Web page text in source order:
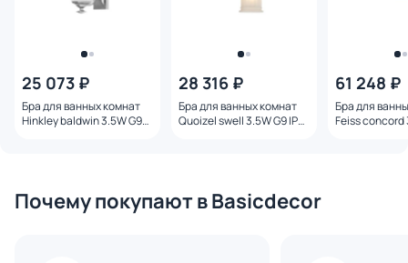
25 073 ₽
Бра для ванных комнат
Hinkley baldwin 3.5W G9
28 316 ₽
Бра для ванных комнат
Quoizel swell 3.5W G9 IP44
61 248 ₽
Бра для
Feiss concord
Почему покупают в Basicdecor